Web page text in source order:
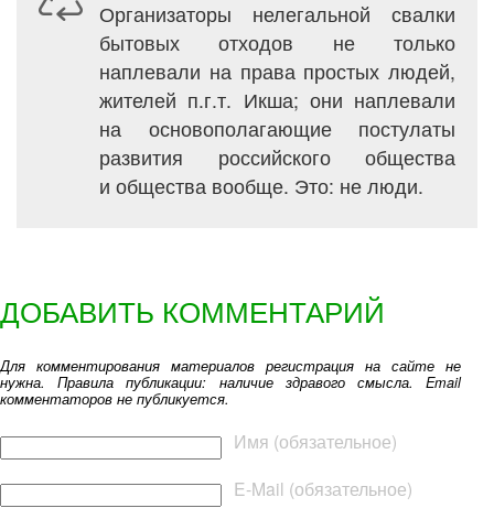
Организаторы нелегальной свалки
бытовых отходов не только
наплевали на права простых людей,
жителей п.г.т. Икша; они наплевали
на основополагающие постулаты
развития российского общества
и общества вообще. Это: не люди.
ДОБАВИТЬ КОММЕНТАРИЙ
Для комментирования материалов регистрация на сайте не
нужна. Правила публикации: наличие здравого смысла. Email
комментаторов не публикуется.
Имя (обязательное)
E-Mail (обязательное)
Текст комментария